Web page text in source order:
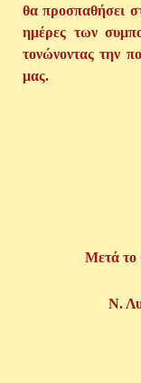
θα προσπαθήσει
ημέρες των
τονώνοντας την
μας.
Μετά το
Ν.